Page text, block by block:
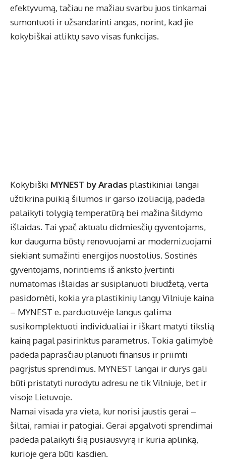
efektyvumą, tačiau ne mažiau svarbu juos tinkamai
sumontuoti ir užsandarinti angas, norint, kad jie
kokybiškai atliktų savo visas funkcijas.
Kokybiški MYNEST by Aradas plastikiniai langai
užtikrina puikią šilumos ir garso izoliaciją, padeda
palaikyti tolygią temperatūrą bei mažina šildymo
išlaidas. Tai ypač aktualu didmiesčių gyventojams,
kur dauguma būstų renovuojami ar modernizuojami
siekiant sumažinti energijos nuostolius. Sostinės
gyventojams, norintiems iš anksto įvertinti
numatomas išlaidas ar susiplanuoti biudžetą, verta
pasidomėti, kokia yraplastikinių langų Vilniuje kaina
– MYNEST e. parduotuvėje langus galima
susikomplektuoti individualiai ir iškart matyti tikslią
kainą pagal pasirinktus parametrus. Tokia galimybė
padeda paprasčiau planuoti finansus ir priimti
pagrįstus sprendimus. MYNEST langai ir durys gali
būti pristatyti nurodytu adresu ne tik Vilniuje, bet ir
visoje Lietuvoje.
Namai visada yra vieta, kur norisi jaustis gerai –
šiltai, ramiai ir patogiai. Gerai apgalvoti sprendimai
padeda palaikyti šią pusiausvyrą ir kuria aplinką,
kurioje gera būti kasdien.